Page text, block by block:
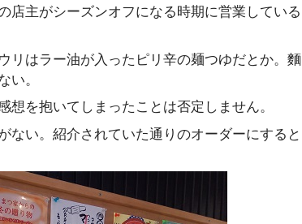
店主がシーズンオフになる時期に営業している
リはラー油が入ったピリ辛の麺つゆだとか。麵
い。
想を抱いてしまったことは否定しません。
ない。紹介されていた通りのオーダーにすると